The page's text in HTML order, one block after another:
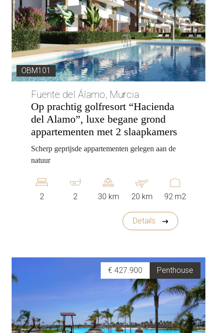
OBM101
Fuente del Álamo, Murcia
Op prachtig golfresort “Hacienda
del Alamo”, luxe begane grond
appartementen met 2 slaapkamers
Scherp geprijsde appartementen gelegen aan de
natuur
2 2 30 km 20 km 92 m2
Details
Penthouse
€ 427.900